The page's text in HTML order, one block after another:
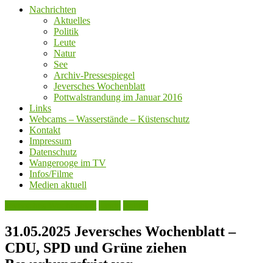
Nachrichten
Aktuelles
Politik
Leute
Natur
See
Archiv-Pressespiegel
Jeversches Wochenblatt
Pottwalstrandung im Januar 2016
Links
Webcams – Wasserstände – Küstenschutz
Kontakt
Impressum
Datenschutz
Wangerooge im TV
Infos/Filme
Medien aktuell
31.05.2025 Jeversches Wochenblatt –
CDU, SPD und Grüne ziehen